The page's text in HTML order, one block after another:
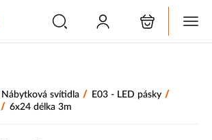
Nábytková svítidla / E03 - LED pásky /
/ 6x24 délka 3m